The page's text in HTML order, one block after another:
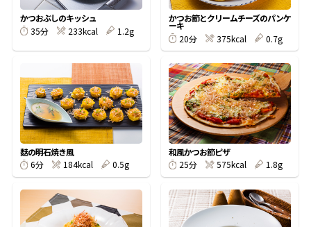
楽チン屋® ストレートつゆ
割烹白だしレシピ特集
かつおだしが決め手！簡単茶碗蒸し
かつおぶしのキッシュ
35分
233kcal 1.2g
かつお節とクリームチーズのパンケ
ーキ
20分
375kcal 0.7g
麩の明石焼き風
6分
184kcal 0.5g
和風かつお節ピザ
25分
575kcal 1.8g